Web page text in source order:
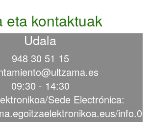
eta kontaktuak
Udala
948 30 51 15
09:30 - 14:30
Sede Electrónica:
info.0